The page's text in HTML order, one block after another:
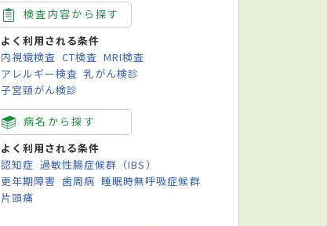
検査内容から探す
よく利用される条件
内視鏡検査 CT検査 MRI検査
アレルギー検査 乳がん検診
子宮頸がん検診
病名から探す
よく利用される条件
認知症 過敏性腸症候群（IBS）
更年期障害 歯周病 睡眠時無呼吸症候群
片頭痛